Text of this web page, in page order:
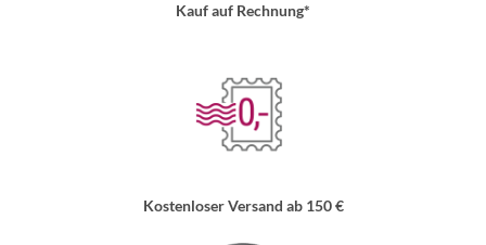
Kauf auf Rechnung*
Kostenloser Versand ab 150 €